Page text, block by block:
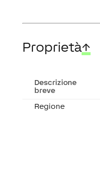
Proprietà↑
Descrizione
breve
Regione